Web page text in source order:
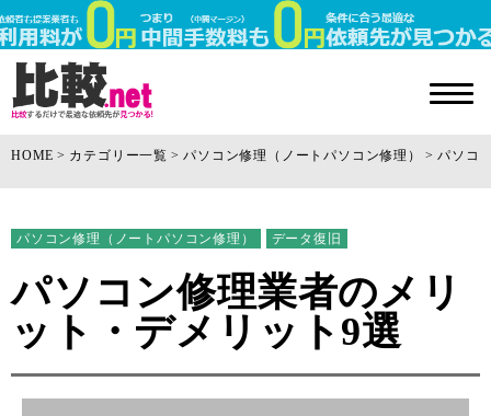
HOME カテゴリー一覧 パソコン修理（ノートパソコン修理） パソコ
パソコン修理（ノートパソコン修理） データ復旧
パソコン修理業者のメリ
ット・デメリット9選